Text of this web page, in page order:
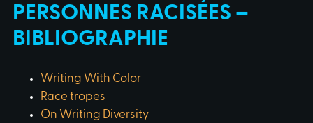
PERSONNES RACISÉES –
BIBLIOGRAPHIE
Writing With Color
Race tropes
On Writing Diversity